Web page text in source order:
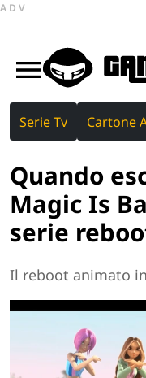
ADV
Serie Tv Cartone
Quando
Magic Is
serie
Il reboot animato